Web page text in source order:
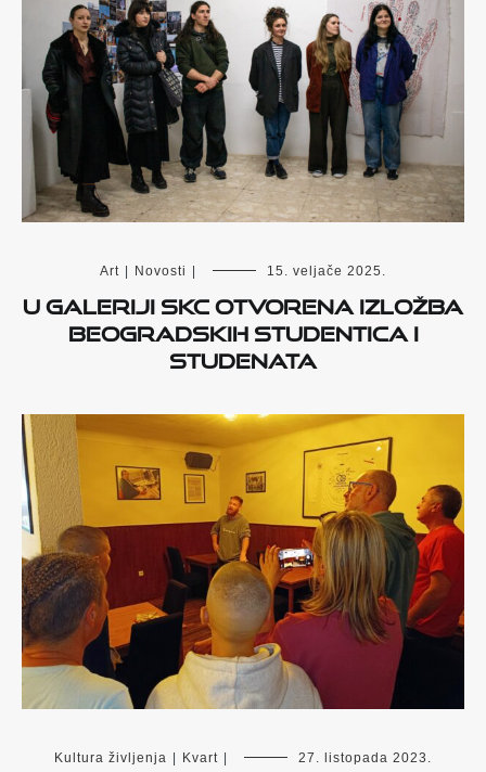
Art | Novosti | 15. veljače 2025.
U Galeriji SKC otvorena izložba
beogradskih studentica i
studenata
Kultura življenja Kvart 27. listopada 2023.